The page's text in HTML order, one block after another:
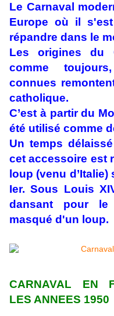
Le Carnaval
Europe où il
répandre dans le
Les origines du
comme
connues
catholique.
C’est à partir du
été utilisé comme
Un temps
cet accessoire est
loup (venu
Ier. Sous Louis
dansant pour
masqué d'un loup.
CARNAVAL EN
LES ANNEES 1950